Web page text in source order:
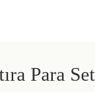
Para